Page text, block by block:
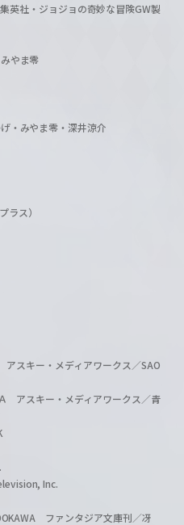
英社・ジョジョの奇妙な冒険GW製
やま零
・みやま零・深井涼介
ラス）
スキー・メディアワークス／SAO
アスキー・メディアワークス／青
Inc.
ファンタジア文庫刊／冴